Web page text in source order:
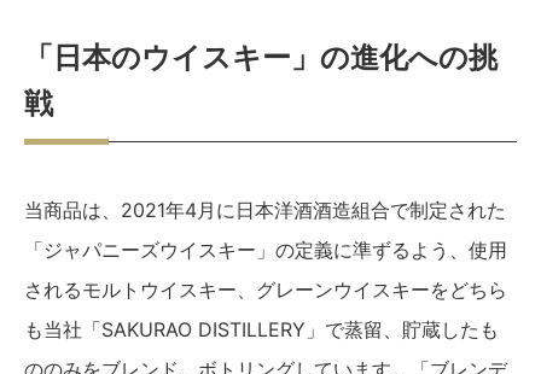
「日本のウイスキー」の進化への挑
戦
当商品は、2021年4月に日本洋酒酒造組合で制定された
「ジャパニーズウイスキー」の定義に準ずるよう、使用
されるモルトウイスキー、グレーンウイスキーをどちら
も当社「SAKURAO DISTILLERY」で蒸留、貯蔵したも